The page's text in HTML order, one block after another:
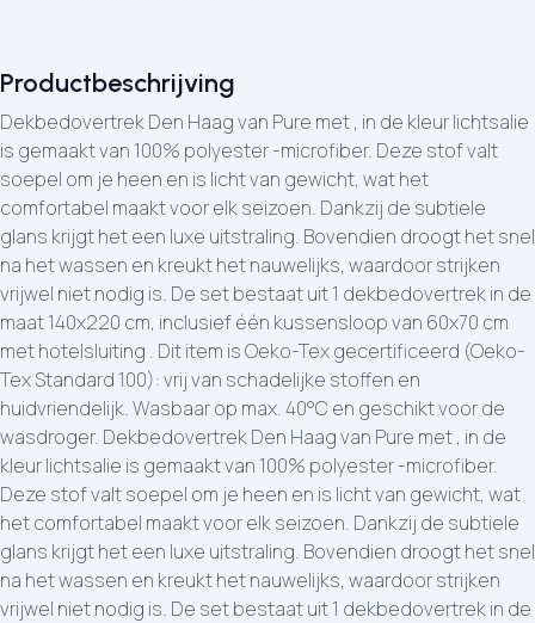
Productbeschrijving
Dekbedovertrek Den Haag van Pure met , in de kleur lichtsalie
is gemaakt van 100% polyester -microfiber. Deze stof valt
soepel om je heen en is licht van gewicht, wat het
comfortabel maakt voor elk seizoen. Dankzij de subtiele
glans krijgt het een luxe uitstraling. Bovendien droogt het snel
na het wassen en kreukt het nauwelijks, waardoor strijken
vrijwel niet nodig is. De set bestaat uit 1 dekbedovertrek in de
maat 140x220 cm, inclusief één kussensloop van 60x70 cm
met hotelsluiting . Dit item is Oeko-Tex gecertificeerd (Oeko-
Tex Standard 100): vrij van schadelijke stoffen en
huidvriendelijk. Wasbaar op max. 40°C en geschikt voor de
wasdroger. Dekbedovertrek Den Haag van Pure met , in de
kleur lichtsalie is gemaakt van 100% polyester -microfiber.
Deze stof valt soepel om je heen en is licht van gewicht, wat
het comfortabel maakt voor elk seizoen. Dankzij de subtiele
glans krijgt het een luxe uitstraling. Bovendien droogt het snel
na het wassen en kreukt het nauwelijks, waardoor strijken
vrijwel niet nodig is. De set bestaat uit 1 dekbedovertrek in de